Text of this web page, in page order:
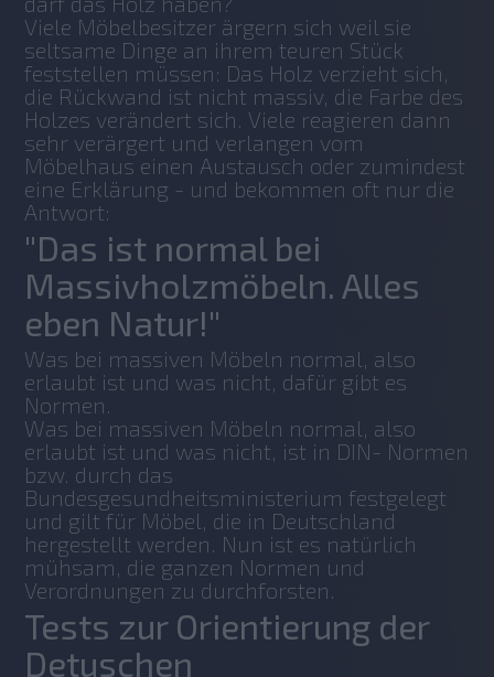
Viele Möbelbesitzer ärgern sich weil sie
seltsame Dinge an ihrem teuren Stück
feststellen müssen: Das Holz verzieht sich,
die Rückwand ist nicht massiv, die Farbe des
Holzes verändert sich. Viele reagieren dann
sehr verärgert und verlangen vom
Möbelhaus einen Austausch oder zumindest
eine Erklärung - und bekommen oft nur die
Antwort:
"Das ist normal bei
Massivholzmöbeln. Alles
eben Natur!"
Was bei massiven Möbeln normal, also
erlaubt ist und was nicht, dafür gibt es
Normen.
Was bei massiven Möbeln normal, also
erlaubt ist und was nicht, ist in DIN- Normen
bzw. durch das
Bundesgesundheitsministerium festgelegt
und gilt für Möbel, die in Deutschland
hergestellt werden. Nun ist es natürlich
mühsam, die ganzen Normen und
Verordnungen zu durchforsten.
Tests zur Orientierung der
Detuschen